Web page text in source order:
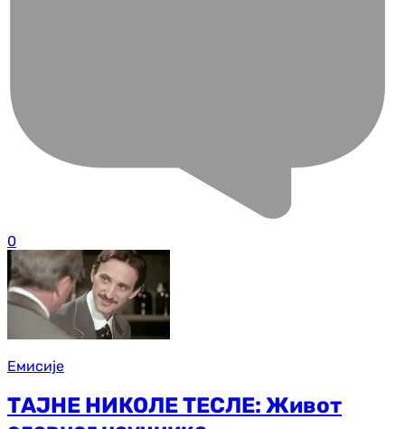
0
Емисије
ТАЈНЕ НИКОЛЕ ТЕСЛЕ: Живот